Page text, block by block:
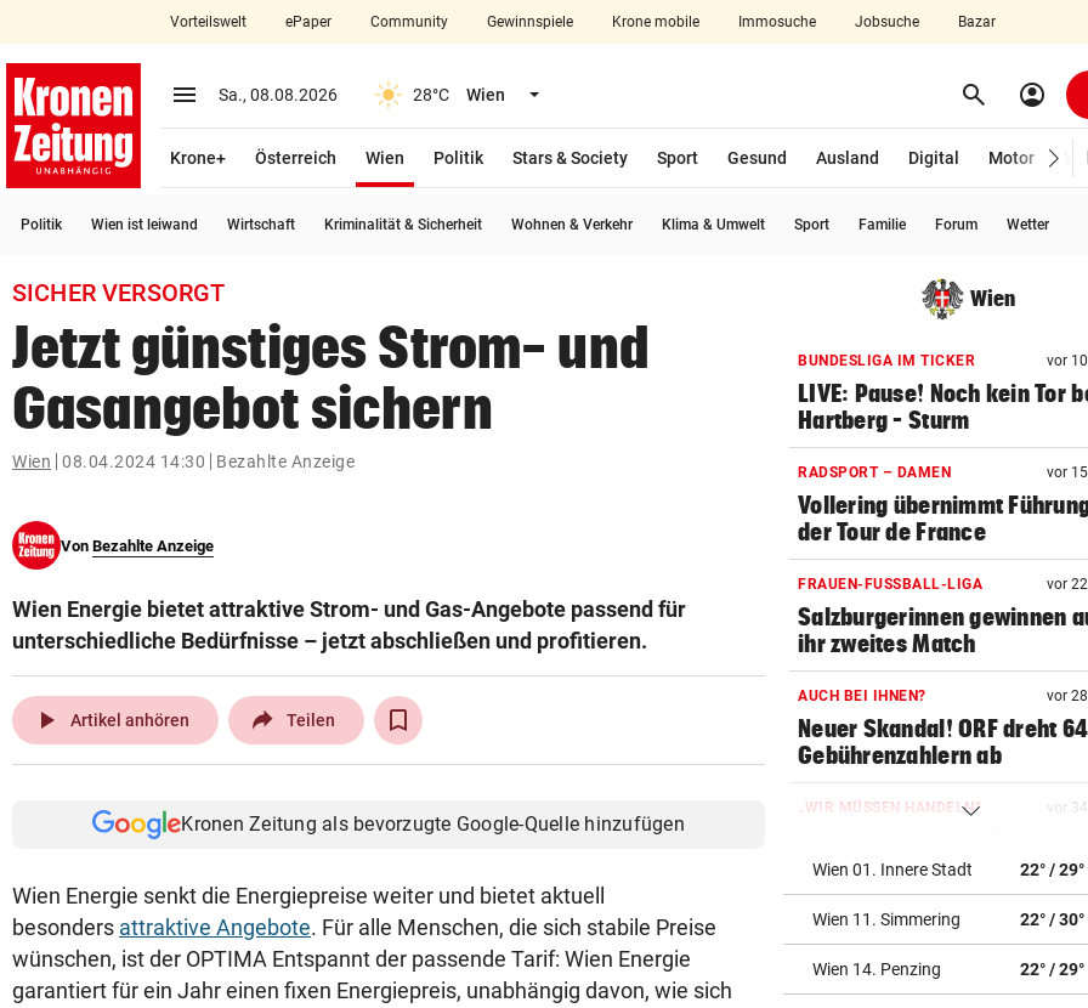
closeSchließen
Abonnieren
account_circle Anmelden
arrow_right
bookmark Merkliste
search
Suchbegriff
eingeben
© Krone Multimedia GmbH & Co KG 2026
Vorteilswelt ePaper Community Gewinnspiele Krone mobile Immosuche Jobsuche Bazar
menu Menü aufklappen
Sa., 08.08.2026 28°C Wien Menü aufklappen search Suchen
account_circle
Krone+ Österreich Wien
Politik
Stars & Society Sport Gesund Ausland Digital Motor
Politik Wien ist leiwand Wirtschaft Kriminalität & Sicherheit Wohnen & Verkehr Klima & Umwelt Sport Familie Forum Wetter
SICHER VERSORGT
Jetzt günstiges Strom- und
Gasangebot sichern
Wien 08.04.2024 14:30 Bezahlte Anzeige
Von Bezahlte Anzeige
Wien Energie bietet attraktive Strom- und Gas-Angebote passend für
unterschiedliche Bedürfnisse – jetzt abschließen und profitieren.
play_arrow Artikel anhören Teilen
Kronen Zeitung als bevorzugte Google-Quelle hinzufügen
Wien Energie senkt die Energiepreise weiter und bietet aktuell
besonders attraktive Angebote. Für alle Menschen, die sich stabile Preise
wünschen, ist der OPTIMA Entspannt der passende Tarif: Wien Energie
garantiert für ein Jahr einen fixen Energiepreis, unabhängig davon, wie sich
Wien
BUNDESLIGA IM TICKER vor
LIVE: Pause! Noch kein Tor
Hartberg – Sturm
RADSPORT – DAMEN vor
Vollering übernimmt
der Tour de France
FRAUEN-FUSSBALL-LIGA vor
Salzburgerinnen gewinnen
ihr zweites Match
AUCH BEI IHNEN? vor
Neuer Skandal! ORF dreht
Gebührenzahlern ab
„WIR MÜSSEN HANDELN“ vor
Koalition in die Pflicht
ALARM IN BULGARIEN vor
Drohne voller Sprengstoff
Pipeline explodiert
Wien 01. Innere Stadt 22° / 29°
Wien 11. Simmering 22° / 30°
Wien 14. Penzing 22° / 29°